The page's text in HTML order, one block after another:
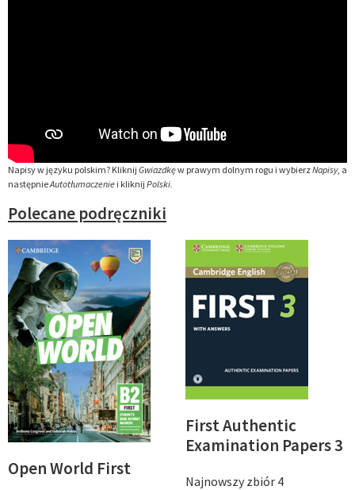
Napisy w języku polskim? Kliknij Gwiazdkęw prawym dolnym rogu i wybierzNapisy, a
następnieAutotłumaczenie i kliknij Polski.
Polecane podręczniki
Open World First
First Authentic
Examination Papers 3
Najnowszy zbiór 4